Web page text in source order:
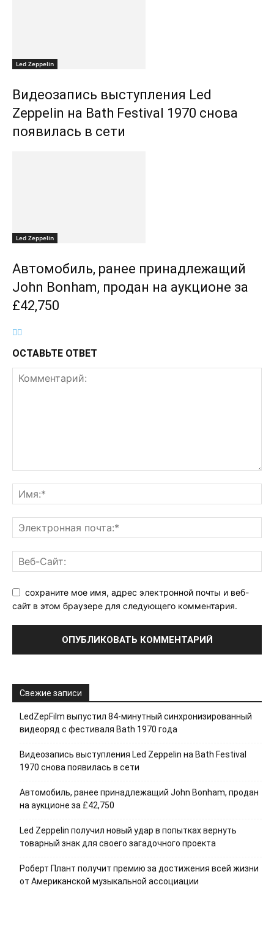
Led Zeppelin
Видеозапись выступления Led
Zeppelin на Bath Festival 1970 снова
появилась в сети
Led Zeppelin
Автомобиль, ранее принадлежащий
John Bonham, продан на аукционе за
£42,750
ОСТАВЬТЕ ОТВЕТ
сохраните мое имя, адрес электронной почты и веб-
сайт в этом браузере для следующего комментария.
Свежие записи
LedZepFilm выпустил 84-минутный синхронизированный
видеоряд с фестиваля Bath 1970 года
Видеозапись выступления Led Zeppelin на Bath Festival
1970 снова появилась в сети
Автомобиль, ранее принадлежащий John Bonham, продан
на аукционе за £42,750
Led Zeppelin получил новый удар в попытках вернуть
товарный знак для своего загадочного проекта
Роберт Плант получит премию за достижения всей жизни
от Американской музыкальной ассоциации